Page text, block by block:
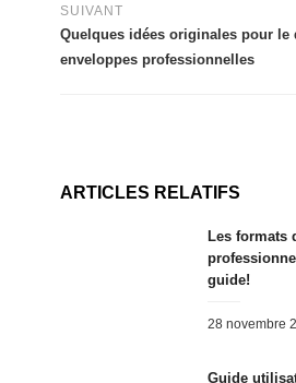
SUIVANT
Quelques idées originales pour le
enveloppes professionnelles
ARTICLES RELATIFS
Les formats
guide!
Posted
28 novembre
Guide